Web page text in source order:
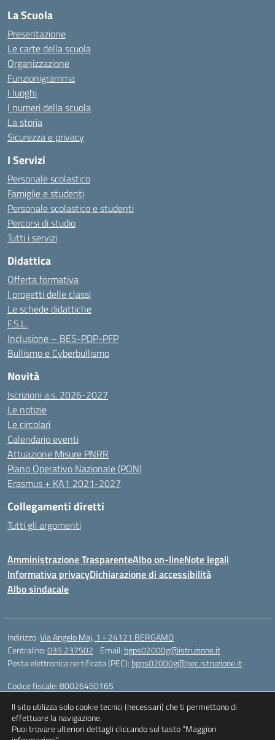
La Scuola
Presentazione
Le carte della scuola
Organizzazione
Funzionigramma
I luoghi
I numeri della scuola
La storia
Sicurezza e privacy
I Servizi
Personale scolastico
Famiglie e studenti
Personale scolastico e studenti
Percorsi di studio
Tutti i servizi
Didattica
Offerta formativa
I progetti delle classi
Le schede didattiche
F.S.L.
Inclusione – BES-PDP-PFP
Bullismo e Cyberbullismo
Novità
Iscrizioni a.s. 2026-2027
Le notizie
Le circolari
Calendario eventi
Attuazione Misure PNRR
Piano Operativo Nazionale (PON)
Erasmus + KA1 2021-2027
Collegamenti diretti
Tutti gli argomenti
Amministrazione TrasparenteAlbo on-lineNote legali
Informativa privacyDichiarazione di accessibilità
Albo sindacale
Indirizzo:Via Angelo Maj, 1 - 24121 BERGAMO
Centralino:035 237502 Email: bgps02000g@istruzione.it
Posta elettronica certificata (PEC): bgps02000g@pec.istruzione.it
Codice fiscale: 80026450165
Codice unico di fatturazione (CUF): UFQXM3
ll sito utilizza solo cookie tecnici (necessari) che ti permettono di
effettuare la navigazione.
Puoi trovare ulteriori dettagli cliccando sul tasto "Maggiori